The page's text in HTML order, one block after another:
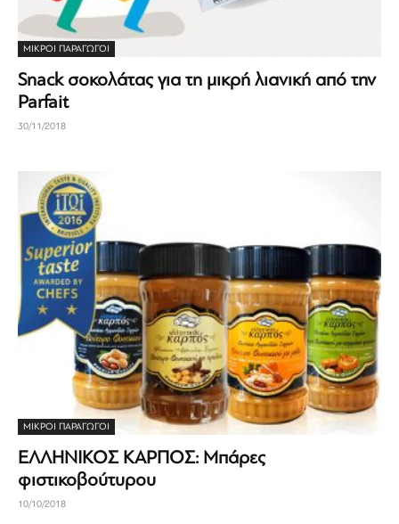
ΜΙΚΡΟΊ ΠΑΡΑΓΩΓΟΊ
Snack σοκολάτας για τη μικρή λιανική από την
Parfait
30/11/2018
ΜΙΚΡΟΊ ΠΑΡΑΓΩΓΟΊ
ΕΛΛΗΝΙΚΟΣ ΚΑΡΠΟΣ: Μπάρες
φιστικοβούτυρου
10/10/2018